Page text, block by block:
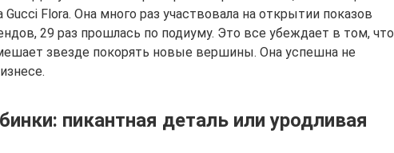
Flora. Она много раз участвовала на открытии показов
29 раз прошлась по подиуму. Это все убеждает в том, что
звезде покорять новые вершины. Она успешна не
пикантная деталь или уродливая